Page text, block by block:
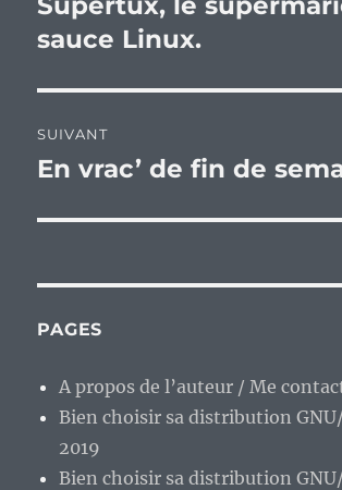
sauce Linux.
SUIVANT
Publication
En vrac’ de fin de
PAGES
A propos de l’auteur / Me
Bien choisir sa distribution
2019
Bien choisir sa distribution